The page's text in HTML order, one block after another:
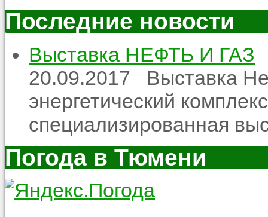
Последние новости
Выставка НЕФТЬ И ГАЗ
20.09.2017
Выставка
энергетический
специализированная
Погода в Тюмени